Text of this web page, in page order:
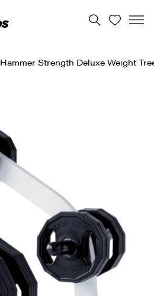
Hammer Strength Deluxe Weight